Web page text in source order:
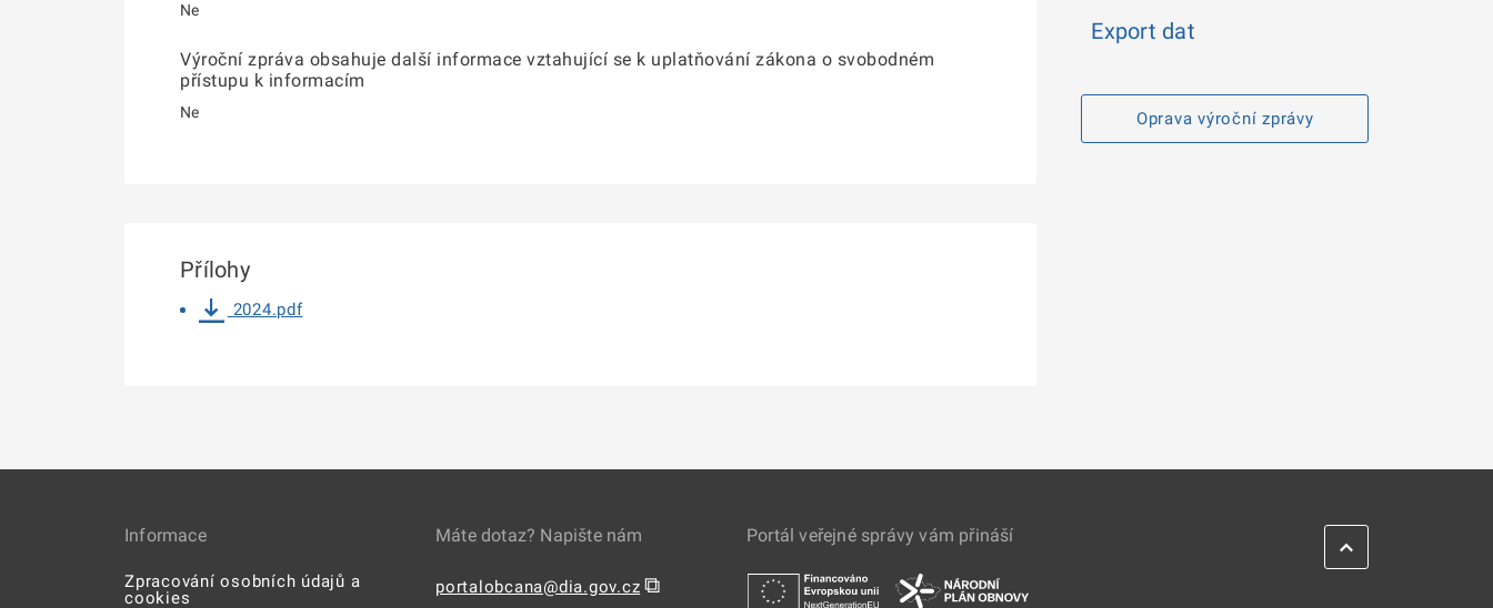
Export dat
Oprava výroční zprávy
Ne
Výroční zpráva obsahuje další informace vztahující se k uplatňování zákona o svobodném
přístupu k informacím
Ne
Přílohy
2024.pdf
Informace
Zpracování osobních údajů a
cookies
Máte dotaz? Napište nám
portalobcana@dia.gov.cz ⧉
Portál veřejné správy vám přináší